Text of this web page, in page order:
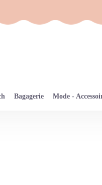
Bagagerie Mode -